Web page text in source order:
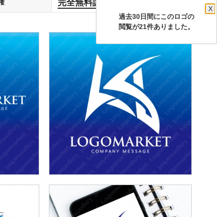
過去30日間にこのロゴの
X
閲覧が21件ありました。